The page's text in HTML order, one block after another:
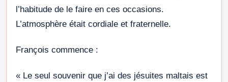
l’habitude de le faire en ces occasions.
L’atmosphère était cordiale et fraternelle.
François commence :
« Le seul souvenir que j’ai des jésuites maltais est